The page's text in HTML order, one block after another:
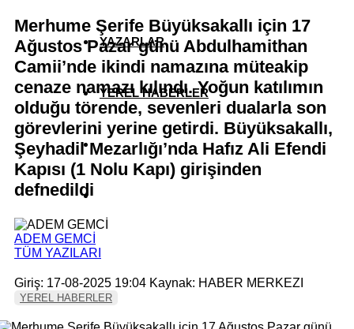
YAZARLAR
YEREL HABERLER
Merhume Şerife Büyüksakallı için 17
Ağustos Pazar günü Abdulhamithan
Camii’nde ikindi namazına müteakip
cenaze namazı kılındı. Yoğun katılımın
olduğu törende, sevenleri dualarla son
görevlerini yerine getirdi. Büyüksakallı,
Şeyhadil Mezarlığı’nda Hafız Ali Efendi
Kapısı (1 Nolu Kapı) girişinden
defnedildi
ADEM GEMCİ
TÜM YAZILARI
Giriş: 17-08-2025 19:04 Kaynak: HABER MERKEZI
YEREL HABERLER